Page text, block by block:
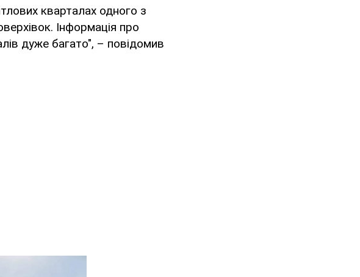
кварталах одного з
Інформація про
дуже багато", – повідомив